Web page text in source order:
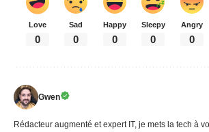
Love
0
Sad
0
Happy
0
Sleepy
0
Angry
0
Gwen
Rédacteur augmenté et expert IT, je mets la tech à